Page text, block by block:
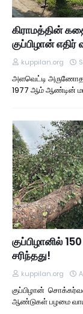
கிராமத்தின்
குப்பிழான்
kuppilan.org
அளவெட்டி
1977 ஆம் ஆண்டின்
குப்பிழானில்
சரிந்தது!
kuppilan.org
குப்பிழான்
ஆண்டுகள் பழமை